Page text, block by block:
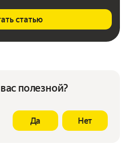
статью
полезной?
Да Нет